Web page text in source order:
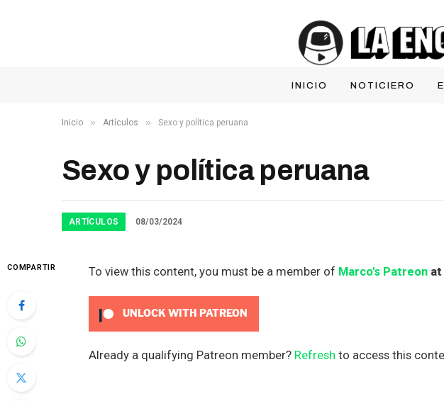
INICIO NOTICIERO
Inicio » Artículos » Sexo y política peruana
Sexo y política peruana
ARTÍCULOS 08/03/2024
COMPARTIR To view this content, you must be a member of Marco's Patreonat
UNLOCK WITH PATREON
Already a qualifying Patreon member? Refresh to access this